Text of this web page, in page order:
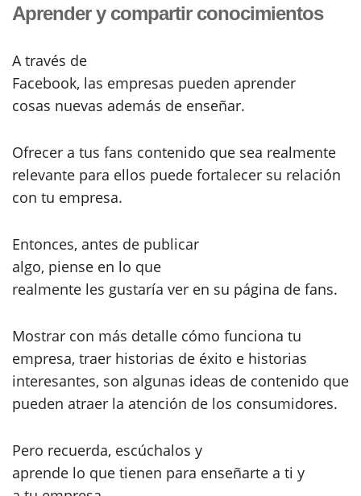
Aprender y compartir conocimientos
A través de
Facebook, las empresas pueden aprender
cosas nuevas además de enseñar.
Ofrecer a tus fans contenido que sea realmente
relevante para ellos puede fortalecer su relación
con tu empresa.
Entonces, antes de publicar
algo, piense en lo que
realmente les gustaría ver en su página de fans.
Mostrar con más detalle cómo funciona tu
empresa, traer historias de éxito e historias
interesantes, son algunas ideas de contenido que
pueden atraer la atención de los consumidores.
Pero recuerda, escúchalos y
aprende lo que tienen para enseñarte a ti y